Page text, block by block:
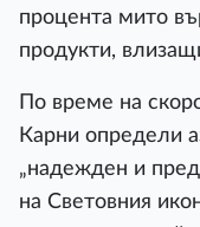
процента мито
продукти,
По време на
Карни определи
„надежден и
на Световния